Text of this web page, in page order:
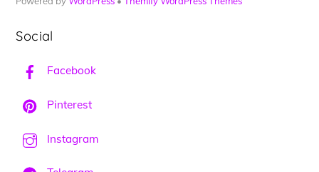
Social
Facebook
Pinterest
Instagram